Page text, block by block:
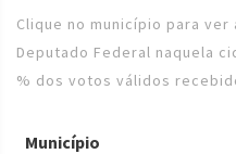
Clique no município para
Deputado Federal naquela
% dos votos válidos
Município